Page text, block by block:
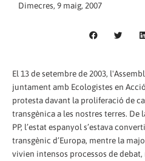
Dimecres, 9 maig, 2007
El 13 de setembre de 2003,
juntament amb Ecologistes en
protesta davant la proliferació de
transgènica a les nostres terres. De
PP, l’estat espanyol s’estava
transgènic d’Europa, mentre la
vivien intensos processos de